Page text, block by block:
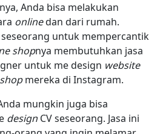
Anda bisa melakukan
onlinedan dari rumah.
untuk mempercantik
shopnya membutuhkan jasa
untuk me design website
mereka di Instagram.
mungkin juga bisa
designCV seseorang. Jasa ini